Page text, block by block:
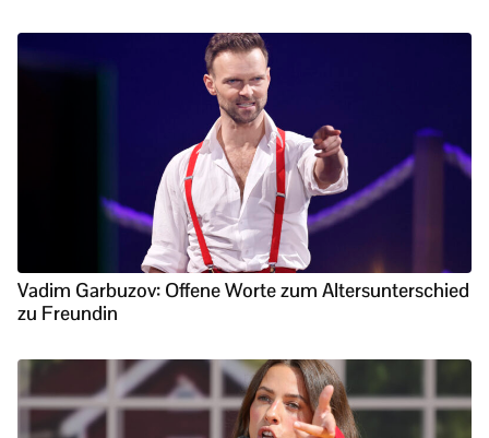
Vadim Garbuzov: Offene Worte zum Altersunterschied
zu Freundin